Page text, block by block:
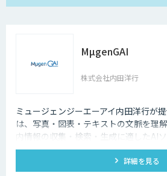
MµgenGAI
株式会社内田洋行
ミュージェンジーエーアイ内田洋行が
は、写真・図表・テキストの文脈を理
内情報の収集・検索・生成に適したAI
種を問わず業務効率とナレッジ活用を
詳細を見る